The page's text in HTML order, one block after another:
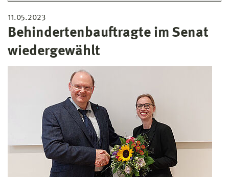
11.05.2023
Behindertenbauftragte im Senat
wiedergewählt